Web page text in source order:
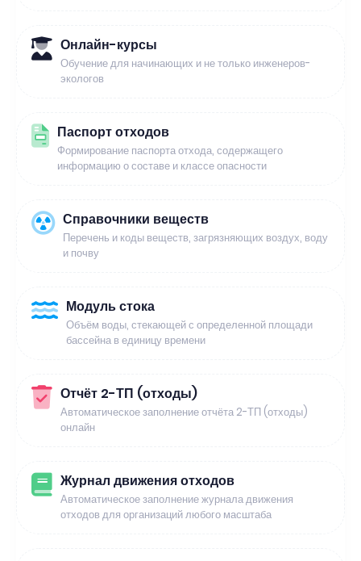
Онлайн-курсы
Обучение для начинающих и не только инженеров-
экологов
Паспорт отходов
Формирование паспорта отхода, содержащего
информацию о составе и классе опасности
Справочники веществ
Перечень и коды веществ, загрязняющих воздух, воду
и почву
Модуль стока
Объём воды, стекающей с определенной площади
бассейна в единицу времени
Отчёт 2-ТП (отходы)
Автоматическое заполнение отчёта 2-ТП (отходы)
онлайн
Журнал движения отходов
Автоматическое заполнение журнала движения
отходов для организаций любого масштаба